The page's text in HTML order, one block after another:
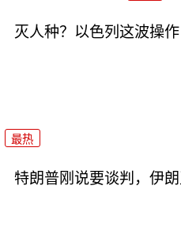
灭人种？以色列这波操
最热
特朗普刚说要谈判，伊